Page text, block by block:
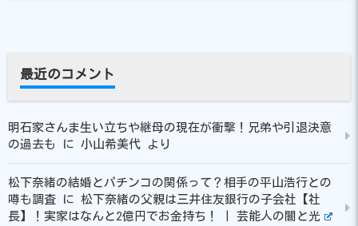
最近のコメント
明石家さんま生い立ちや継母の現在が衝撃！兄弟や引退決意
の過去も
に 小山希美代 より
松下奈緒の結婚とパチンコの関係って？相手の平山浩行との
噂も調査 に 松下奈緒の父親は三井住友銀行の子会社【社
長】！実家はなんと2億円でお金持ち！ | 芸能人の闇と光